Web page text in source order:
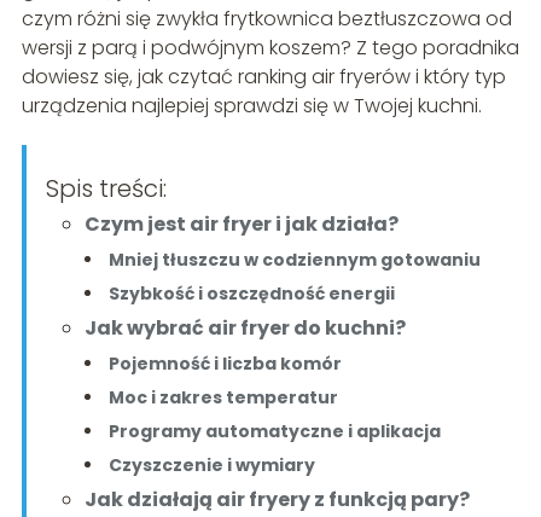
czym różni się zwykła frytkownica beztłuszczowa od
wersji z parą i podwójnym koszem? Z tego poradnika
dowiesz się, jak czytać ranking air fryerów i który typ
urządzenia najlepiej sprawdzi się w Twojej kuchni.
Spis treści:
Czym jest air fryer i jak działa?
Mniej tłuszczu w codziennym gotowaniu
Szybkość i oszczędność energii
Jak wybrać air fryer do kuchni?
Pojemność i liczba komór
Moc i zakres temperatur
Programy automatyczne i aplikacja
Czyszczenie i wymiary
Jak działają air fryery z funkcją pary?